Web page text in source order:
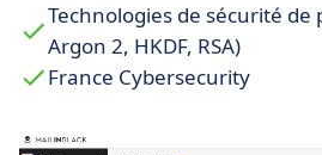
Technologies de sécurité de
Argon 2, HKDF, RSA)
France Cybersecurity